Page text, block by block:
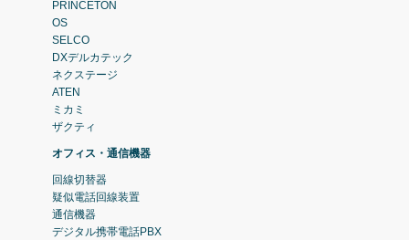
PRINCETON
OS
SELCO
DXデルカテック
ネクステージ
ATEN
ミカミ
ザクティ
オフィス・通信機器
回線切替器
疑似電話回線装置
通信機器
デジタル携帯電話PBX